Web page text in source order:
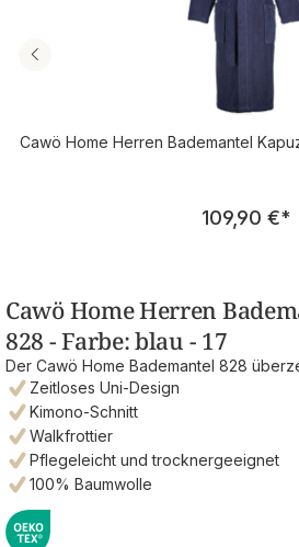
Cawö Home Herren Bademantel
109,90 €*
Cawö Home Herren
828 - Farbe: blau - 17
Der Cawö Home Bademantel 828
Zeitloses Uni-Design
Kimono-Schnitt
Walkfrottier
Pflegeleicht und trocknergeeignet
100% Baumwolle